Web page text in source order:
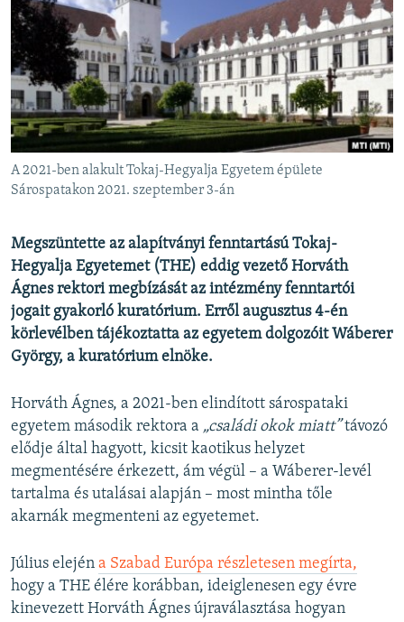
DEMOKRÁCIA
A PÉNZ NYOMÁBAN
EURÓPAI UNIÓ
VILÁG
KLÍMAVÁLTOZÁS
A MÚLT TANULSÁGAI
Valamennyi RFE/RL weboldal
A 2021-ben alakult Tokaj-Hegyalja Egyetem épülete
Sárospatakon 2021. szeptember 3-án
Megszüntette az alapítványi fenntartású Tokaj-
Hegyalja Egyetemet (THE) eddig vezető Horváth
Ágnes rektori megbízását az intézmény fenntartói
jogait gyakorló kuratórium. Erről augusztus 4-én
körlevélben tájékoztatta az egyetem dolgozóit Wáberer
György, a kuratórium elnöke.
Horváth Ágnes, a 2021-ben elindított sárospataki
egyetem második rektora a „családi okok miatt”távozó
elődje által hagyott, kicsit kaotikus helyzet
megmentésére érkezett, ám végül – a Wáberer-levél
tartalma és utalásai alapján – most mintha tőle
akarnák megmenteni az egyetemet.
Július elején a Szabad Európa részletesen megírta,
hogy a THE élére korábban, ideiglenesen egy évre
kinevezett Horváth Ágnes újraválasztása hogyan